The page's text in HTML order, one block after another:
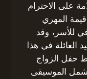
على الاحترام
قيمة المهري
للأسر، وقد
العائلة في هذا
حفل الزواج
الموسيقى